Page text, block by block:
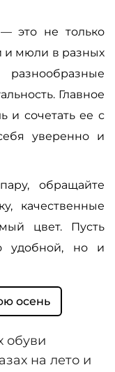
—это не только
и мюли в разных
разнообразные
Главное
и сочетать ее с
уверенно и
обращайте
качественные
цвет. Пусть
удобной, но и
осень
обуви
на лето и